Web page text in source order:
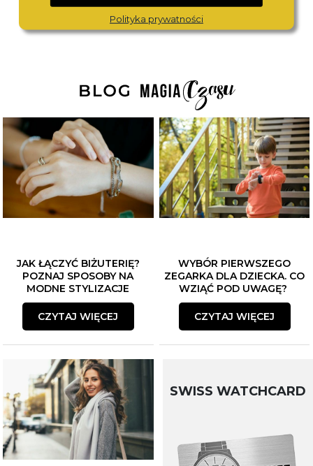
JAK ŁĄCZYĆ BIŻUTERIĘ?
POZNAJ SPOSOBY NA
MODNE STYLIZACJE
CZYTAJ WIĘCEJ
WYBÓR PIERWSZEGO
ZEGARKA DLA DZIECKA. CO
WZIĄĆ POD UWAGĘ?
CZYTAJ WIĘCEJ
SWISS WATCHCARD
Polityka prywatności